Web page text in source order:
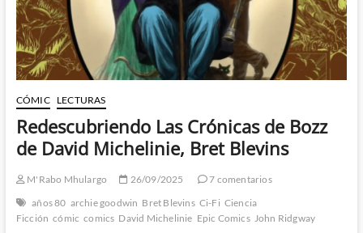
CÓMIC LECTURAS
Redescubriendo Las Crónicas de Bozz
de David Michelinie, Bret Blevins
M'Rabo Mhulargo 26/09/2025
7 comentarios
años 80 archie goodwin Bret Blevins Ci-Fi Ciencia
Ficción cómic comics David Michelinie Epic Comics John Ridgway